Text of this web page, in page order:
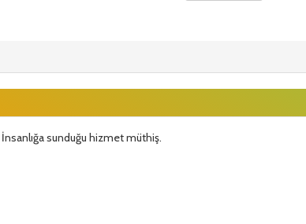
İnsanlığa sunduğu hizmet müthiş.